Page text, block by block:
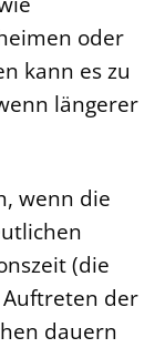
oder
kann es zu
längerer
wenn die
(die
Auftreten der
dauern